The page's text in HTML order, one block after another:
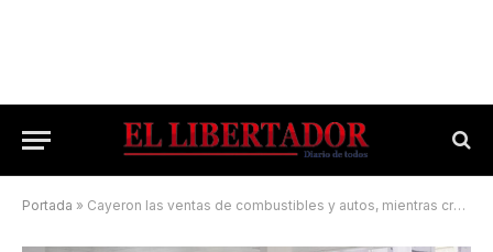
Portada » Cayeron las ventas de combustibles y autos, mientras crecieron las de motos